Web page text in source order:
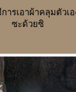
รเอาผ้าคลุมตัวเ
ซะด้วยซิ